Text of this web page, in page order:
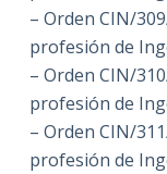
– Orden CIN/
profesión de
– Orden CIN/
profesión de
– Orden CIN/
profesión de